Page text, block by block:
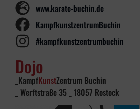
www.karate-buchin.de
KampfkunstzentrumBuchin
#kampfkunstzentrumbuchin
Dojo
_KampfKunstZentrum Buchin
_ Werftstraße 35 _ 18057 Rostock